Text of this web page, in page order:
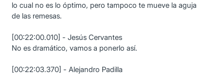
lo cual no es lo óptimo, pero tampoco te mueve la aguja
de las remesas.
[00:22:00.010] - Jesús Cervantes
No es dramático, vamos a ponerlo así.
[00:22:03.370] - Alejandro Padilla